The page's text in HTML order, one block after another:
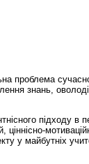
проблема
знань,
підходу в
у майбутніх